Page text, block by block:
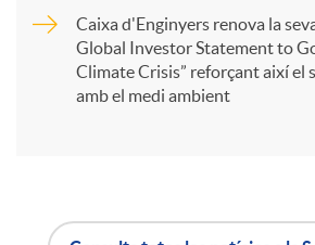
Caixa d'Enginyers renova la
Global Investor Statement to
Climate Crisis” reforçant així el
amb el medi ambient